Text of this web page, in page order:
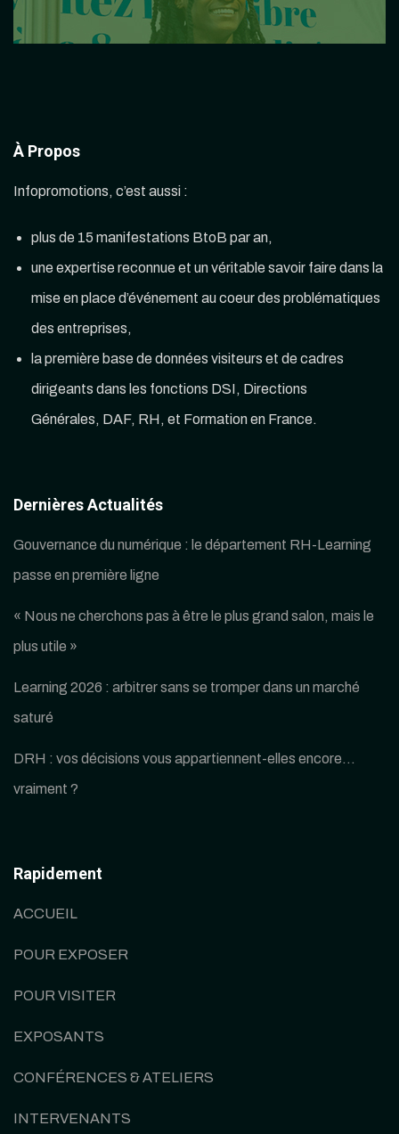
À Propos
Infopromotions, c’est aussi :
plus de 15 manifestations BtoB par an,
une expertise reconnue et un véritable savoir faire dans la
mise en place d’événement au coeur des problématiques
des entreprises,
la première base de données visiteurs et de cadres
dirigeants dans les fonctions DSI, Directions
Générales, DAF, RH, et Formation en France.
Dernières Actualités
Gouvernance du numérique : le département RH-Learning
passe en première ligne
« Nous ne cherchons pas à être le plus grand salon, mais le
plus utile »
Learning 2026 : arbitrer sans se tromper dans un marché
saturé
DRH : vos décisions vous appartiennent-elles encore…
vraiment ?
Rapidement
ACCUEIL
POUR EXPOSER
POUR VISITER
EXPOSANTS
CONFÉRENCES & ATELIERS
INTERVENANTS